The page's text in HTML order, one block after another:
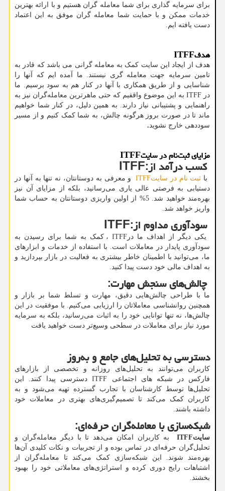
برای سرمایه گذاری برای شما معامله گران هستیم و با ارائه بهترین
خدمات ممکن و با حمایت شما معامله گران موفق به این اعتماد
دست یافته ایم.
هدفITFF
هدف از ایجاد این سایت کمک به معامله گرانی می باشد که قادر به
تامین سرمایه جهت معامله گری نیستند. ما آمده ایم که آنها را
شناسایی و از طریق همکاری با آنها در کنار هم به سود برسیم. ما
در ITFF به این موضوع واقفیم که حتی ماهرترین معامله‌گران نیز به
راهنمایی و پشتیبانی نیاز دارند. به همین دلیل، در کنار شما خواهیم
ماند تا در صورت بروز هرگونه چالش، به شما کمک کنیم و از مسیر
سوددهی خارج نشوید .
مزایای ثبت‌نام در سایتITFF
کسب درآمد ازITFF:
با ثبت نام در سایتITFF
و معرفی به دوستانتان، نه تنها به آنها در
دستیابی به فرصتی عالی یاری می‌رسانید، بلکه از مزایای آن نیز
بهره‌مند خواهید شد. 5% از اولین واریزی دوستانتان به حساب شما
واریز خواهد شد.
سودآوری مداوم ازITFF:
یکی دیگر از اهداف ما در ITFF ، کمک به شما برای رسیدن به
سودآوری پایدار در معاملات است. با استفاده از خدمات و ابزارهای
ما، می‌توانید با اطمینان خاطر بیشتری به فعالیت در بازار بپردازید و
به اهداف مالی خود دست پیدا کنید.
چالش‌های سنجش مهارت:
ما با طراحی چالش‌هایی دقیق، مهارت و تسلط شما بر بازار و
همچنین روانشناسی معاملاتان را ارزیابی می‌کنیم. با موفقیت در این
چالش‌ها، نه تنها توانایی خود را به اثبات می‌رسانید، بلکه به سرمایه
مورد نیاز برای معاملات در سطحی وسیع‌تر دست خواهید یافت
دسترسی به تحلیل‌های جامع و به‌روز
کاربران می‌توانند به تحلیل‌های روزانه و تخصصی از بازارهای
فارکس در شبکه های اجتماعی ITFF دسترسی پیدا کنند. این
تحلیل‌ها توسط کارشناسان با تجارب گسترده تهیه می‌شود و به
کاربران کمک می‌کند تا تصمیم‌گیری‌های بهتری در معاملات خود
داشته باشند.
شبکه‌سازی با معامله‌گران حرفه‌ای:
سایتITFF
به کاربران امکان می‌دهد تا با دیگر معامله‌گران و
تحلیل‌گران حرفه‌ای در تماس بوده و از تجربیات و نکات کلیدی آن‌ها
بهره‌مند شوند. این شبکه‌سازی کمک می‌کند تا معامله‌گران از
اشتباهات رایج دوری کرده و استراتژی‌های معاملاتی خود را بهبود
بخشند.